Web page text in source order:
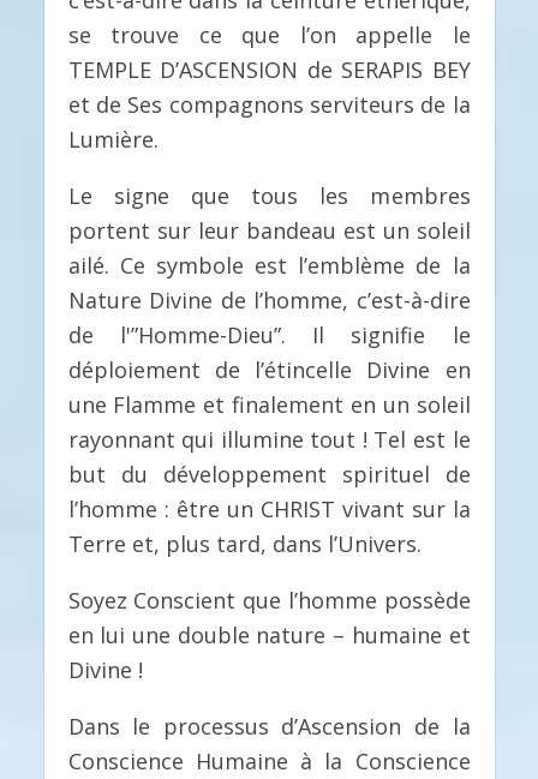
se trouve ce que l’on appelle le
TEMPLE D’ASCENSION de SERAPIS BEY
et de Ses compagnons serviteurs de la
Lumière.
Le signe que tous les membres
portent sur leur bandeau est un soleil
ailé. Ce symbole est l’emblème de la
Nature Divine de l’homme, c’est-à-dire
de l'”Homme-Dieu”. Il signifie le
déploiement de l’étincelle Divine en
une Flamme et finalement en un soleil
rayonnant qui illumine tout ! Tel est le
but du développement spirituel de
l’homme : être un CHRIST vivant sur la
Terre et, plus tard, dans l’Univers.
Soyez Conscient que l’homme possède
en lui une double nature – humaine et
Divine !
Dans le processus d’Ascension de la
Conscience Humaine à la Conscience